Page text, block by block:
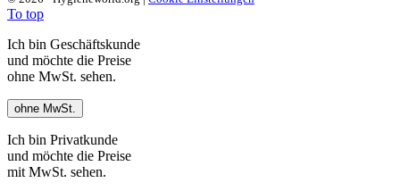
To top
Ich bin Geschäftskunde
und möchte die Preise
ohne MwSt. sehen.
ohne MwSt.
Ich bin Privatkunde
und möchte die Preise
mit MwSt. sehen.